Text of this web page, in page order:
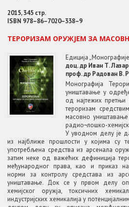
2015, 345 стр.
ISBN 978–86–7020–338–9
ТЕРОРИЗАМ ОРУЖЈЕМ ЗА
Едиција
доц. др Иван Т.
проф. др Радован В.
Монографија
уништавање у
од најтежих претњи
тероризам
масовно
радио¬лошко-
У уводном делу је
из најближе прошлости у којима су
употребљена средства из арсенала
затим неке од важећих дефиниција
међународног права, као и приказ
норми за контролу средстава из
уништавање. Док се у првом делу
хемијског оружја, токсичних
индустријских хемикалија у